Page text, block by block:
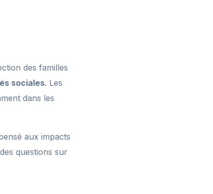
des familles
sociales. Les
dans les
aux impacts
questions sur